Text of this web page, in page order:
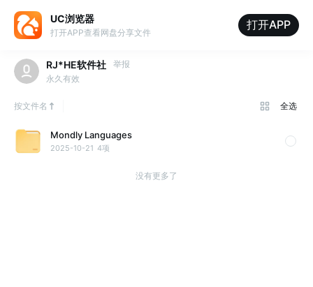
UC浏览器
打开APP查看网盘分享文件
打开APP
RJ*HE软件社
举报
永久有效
按文件名 全选
Mondly Languages
2025-10-21 4项
没有更多了